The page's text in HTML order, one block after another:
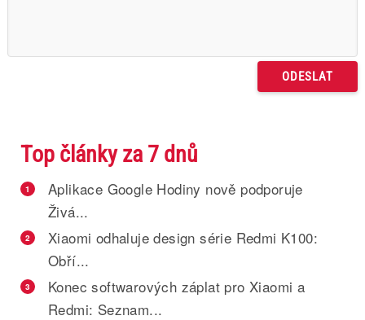
Top články za 7 dnů
1
Aplikace Google Hodiny nově podporuje
Živá...
2
Xiaomi odhaluje design série Redmi K100:
Obří...
3
Konec softwarových záplat pro Xiaomi a
Redmi: Seznam...